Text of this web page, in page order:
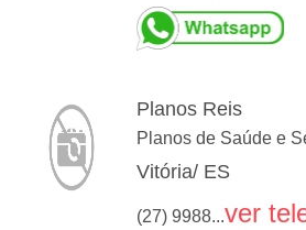
Planos Reis
Planos de Saúde e
Vitória/ ES
(27) 9988...ver